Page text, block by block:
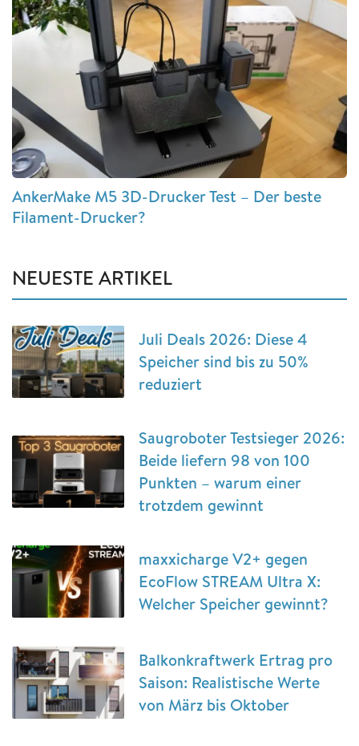
AnkerMake M5 3D-Drucker Test – Der beste
Filament-Drucker?
NEUESTE ARTIKEL
Juli Deals 2026: Diese 4
Speicher sind bis zu 50%
reduziert
Saugroboter Testsieger 2026:
Beide liefern 98 von 100
Punkten – warum einer
trotzdem gewinnt
maxxicharge V2+ gegen
EcoFlow STREAM Ultra X:
Welcher Speicher gewinnt?
Balkonkraftwerk Ertrag pro
Saison: Realistische Werte
von März bis Oktober